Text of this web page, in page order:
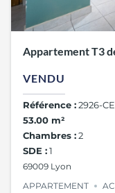
Appartement T3
VENDU
Référence :2926-
53.00 m²
Chambres :2
SDE :1
69009 Lyon
APPARTEMENT